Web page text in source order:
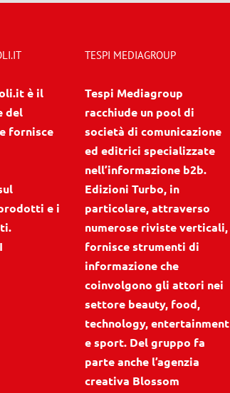
è il
del
fornisce
e i
TESPI MEDIAGROUP
Tespi Mediagroup
racchiude un pool di
società di comunicazione
ed editrici specializzate
nell’informazione b2b.
Edizioni Turbo, in
particolare, attraverso
numerose riviste verticali,
fornisce strumenti di
informazione che
coinvolgono gli attori nei
settore beauty, food,
technology, entertainment
e sport. Del gruppo fa
parte anche l’agenzia
creativa Blossom